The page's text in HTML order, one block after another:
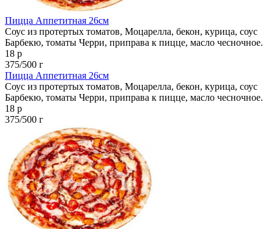
Пицца Аппетитная 26см
Соус из протертых томатов, Моцарелла, бекон, курица, соус
Барбекю, томаты Черри, приправа к пицце, масло чесночное.
18 р
375/500 г
Пицца Аппетитная 26см
Соус из протертых томатов, Моцарелла, бекон, курица, соус
Барбекю, томаты Черри, приправа к пицце, масло чесночное.
18 р
375/500 г